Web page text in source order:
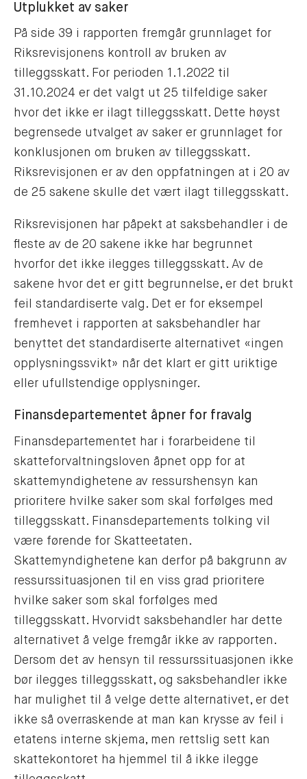
Utplukket av saker
På side 39 i rapporten fremgår grunnlaget for
Riksrevisjonens kontroll av bruken av
tilleggsskatt. For perioden 1.1.2022 til
31.10.2024 er det valgt ut 25 tilfeldige saker
hvor det ikke er ilagt tilleggsskatt. Dette høyst
begrensede utvalget av saker er grunnlaget for
konklusjonen om bruken av tilleggsskatt.
Riksrevisjonen er av den oppfatningen at i 20 av
de 25 sakene skulle det vært ilagt tilleggsskatt.
Riksrevisjonen har påpekt at saksbehandler i de
fleste av de 20 sakene ikke har begrunnet
hvorfor det ikke ilegges tilleggsskatt. Av de
sakene hvor det er gitt begrunnelse, er det brukt
feil standardiserte valg. Det er for eksempel
fremhevet i rapporten at saksbehandler har
benyttet det standardiserte alternativet «ingen
opplysningssvikt» når det klart er gitt uriktige
eller ufullstendige opplysninger.
Finansdepartementet åpner for fravalg
Finansdepartementet har i forarbeidene til
skatteforvaltningsloven åpnet opp for at
skattemyndighetene av ressurshensyn kan
prioritere hvilke saker som skal forfølges med
tilleggsskatt. Finansdepartements tolking vil
være førende for Skatteetaten.
Skattemyndighetene kan derfor på bakgrunn av
ressurssituasjonen til en viss grad prioritere
hvilke saker som skal forfølges med
tilleggsskatt. Hvorvidt saksbehandler har dette
alternativet å velge fremgår ikke av rapporten.
Dersom det av hensyn til ressurssituasjonen ikke
bør ilegges tilleggsskatt, og saksbehandler ikke
har mulighet til å velge dette alternativet, er det
ikke så overraskende at man kan krysse av feil i
etatens interne skjema, men rettslig sett kan
skattekontoret ha hjemmel til å ikke ilegge